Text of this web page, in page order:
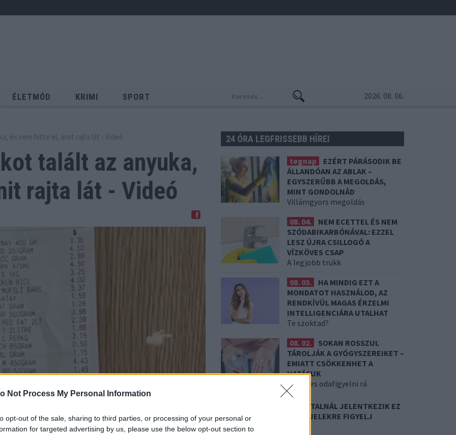
Not Process My Personal Information
opt-out of the sale, sharing to third parties, or processing of your personal or
for targeted advertising by us, please use the below opt-out section to
ÉLETMÓD KRIMI SPORT 2026. 08. 06.
és nem hitte el, amit rajta lát - Videó
talált az anyuka,
rajta lát - Videó
24 ÓRA LEGFRISSEBB HÍREI
tegnap
EZÉRT PÁRÁSODIK BE
ÁLLANDÓAN AZ ABLAK –
EGYSZERŰBB A MEGOLDÁS,
MINT GONDOLNÁD
Villámgyors megoldás
08. 04.
NEM ECETTEL ÉS NEM
SZÓDABIKARBÓNÁVAL: EZZEL
LESZ ÚJRA CSILLOGÓ A
VÍZKÖVES CSAP
A legjobb trükk
08. 03.
HA MINDIG EZT A
MONDATOT HASZNÁLOD, AZ
RENDKÍVÜL MAGAS ÉRZELMI
INTELLIGENCIÁRA UTALHAT
Te szoktad?
08. 02.
SOKAN ROSSZUL
TÁROLJÁK A GYÓGYSZEREIKET –
EMIATT CSÖKKENHET A
HATÁSUK
Érdemes odafigyelni rá
EGYRE TÖBB FIATALNÁL JELENTKEZIK EZ
A VITAMINHIÁNY – ILYEN JELEKRE FIGYELJ
Erre figyelj!